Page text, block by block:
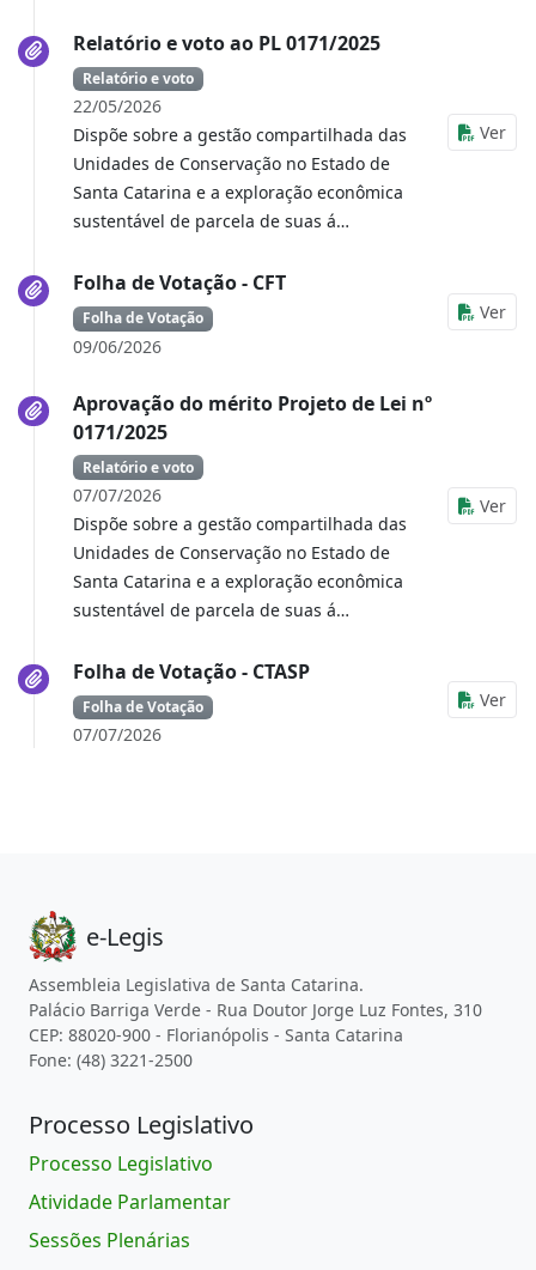
Relatório e voto ao PL 0171/2025
Relatório e voto
22/05/2026
Dispõe sobre a gestão compartilhada das
Unidades de Conservação no Estado de
Santa Catarina e a exploração econômica
sustentável de parcela de suas á…
Ver
Folha de Votação - CFT
Folha de Votação
09/06/2026
Ver
Aprovação do mérito Projeto de Lei nº
0171/2025
Relatório e voto
07/07/2026
Dispõe sobre a gestão compartilhada das
Unidades de Conservação no Estado de
Santa Catarina e a exploração econômica
sustentável de parcela de suas á…
Ver
Folha de Votação - CTASP
Folha de Votação
07/07/2026
Ver
e-Legis
Assembleia Legislativa de Santa Catarina.
Palácio Barriga Verde - Rua Doutor Jorge Luz Fontes, 310
CEP: 88020-900 - Florianópolis - Santa Catarina
Fone: (48) 3221-2500
Processo Legislativo
Processo Legislativo
Atividade Parlamentar
Sessões Plenárias